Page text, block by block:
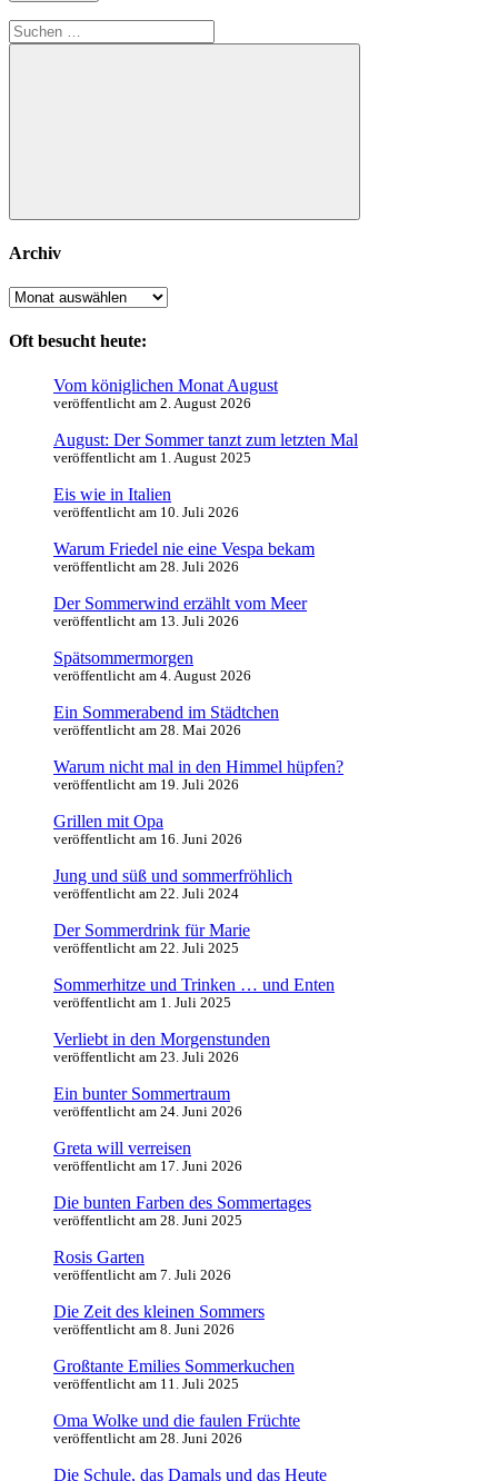
Suchen
nach:
Suchen
Archiv
Archiv
Oft besucht heute:
Vom königlichen Monat August
veröffentlicht am 2. August 2026
August: Der Sommer tanzt zum letzten Mal
veröffentlicht am 1. August 2025
Eis wie in Italien
veröffentlicht am 10. Juli 2026
Warum Friedel nie eine Vespa bekam
veröffentlicht am 28. Juli 2026
Der Sommerwind erzählt vom Meer
veröffentlicht am 13. Juli 2026
Spätsommermorgen
veröffentlicht am 4. August 2026
Ein Sommerabend im Städtchen
veröffentlicht am 28. Mai 2026
Warum nicht mal in den Himmel hüpfen?
veröffentlicht am 19. Juli 2026
Grillen mit Opa
veröffentlicht am 16. Juni 2026
Jung und süß und sommerfröhlich
veröffentlicht am 22. Juli 2024
Der Sommerdrink für Marie
veröffentlicht am 22. Juli 2025
Sommerhitze und Trinken … und Enten
veröffentlicht am 1. Juli 2025
Verliebt in den Morgenstunden
veröffentlicht am 23. Juli 2026
Ein bunter Sommertraum
veröffentlicht am 24. Juni 2026
Greta will verreisen
veröffentlicht am 17. Juni 2026
Die bunten Farben des Sommertages
veröffentlicht am 28. Juni 2025
Rosis Garten
veröffentlicht am 7. Juli 2026
Die Zeit des kleinen Sommers
veröffentlicht am 8. Juni 2026
Großtante Emilies Sommerkuchen
veröffentlicht am 11. Juli 2025
Oma Wolke und die faulen Früchte
veröffentlicht am 28. Juni 2026
Die Schule, das Damals und das Heute